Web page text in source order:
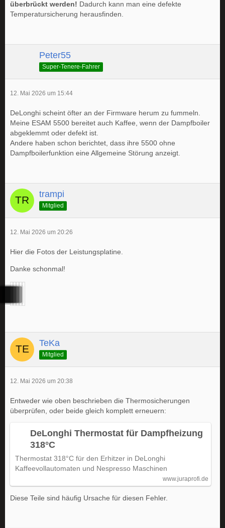
überbrückt werden! Dadurch kann man eine defekte
Temperatursicherung herausfinden.
Peter55
Super-Tenere-Fahrer
12. Mai 2026 um 15:44
DeLonghi scheint öfter an der Firmware herum zu fummeln.
Meine ESAM 5500 bereitet auch Kaffee, wenn der Dampfboiler
abgeklemmt oder defekt ist.
Andere haben schon berichtet, dass ihre 5500 ohne
Dampfboilerfunktion eine Allgemeine Störung anzeigt.
trampi
Mitglied
12. Mai 2026 um 20:26
Hier die Fotos der Leistungsplatine.
Danke schonmal!
TeKa
Mitglied
12. Mai 2026 um 20:38
Entweder wie oben beschrieben die Thermosicherungen
überprüfen, oder beide gleich komplett erneuern:
DeLonghi Thermostat für Dampfheizung
318°C
Thermostat 318°C für den Erhitzer in DeLonghi
Kaffeevollautomaten und Nespresso Maschinen
www.juraprofi.de
Diese Teile sind häufig Ursache für diesen Fehler.